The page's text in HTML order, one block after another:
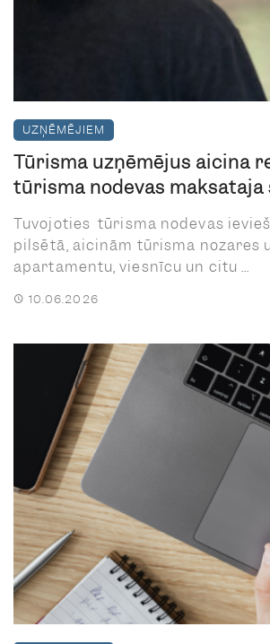
UZŅĒMĒJIEM
Tūrisma uzņēmējus aicina
tūrisma nodevas
Tuvojoties tūrisma nodevas
pilsētā, aicinām tūrisma nozares
apartamentu, viesnīcu un citu ...
10.06.2026